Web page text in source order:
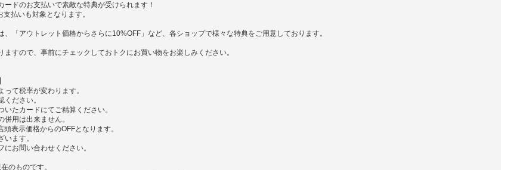
ードのお支払いで素敵な特典が受けられます！
払いも対象となります。
、「アウトレット価格からさらに10%OFF」など、各ショップで様々な特典をご用意しております。
すので、事前にチェックしておトクにお買い物をお楽しみください。
って税率が変わります。
ださい。
いたカードにてご精算ください。
併用は出来ません。
頭表示価格からのOFFとなります。
います。
にお問い合わせください。
のものです。